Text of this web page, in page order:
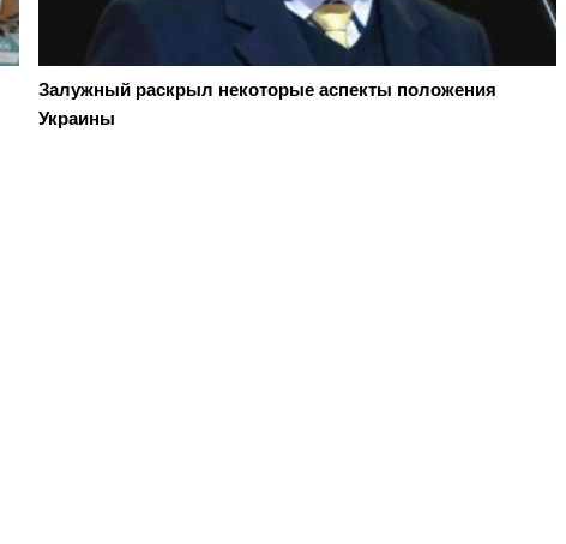
Залужный раскрыл некоторые аспекты положения
Украины